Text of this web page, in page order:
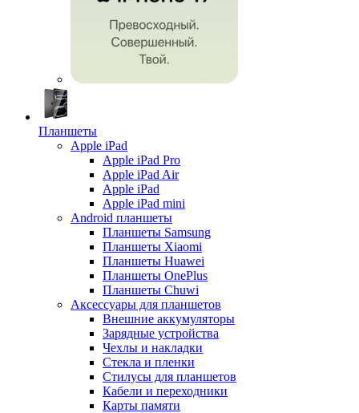
Планшеты
Apple iPad
Apple iPad Pro
Apple iPad Air
Apple iPad
Apple iPad mini
Android планшеты
Планшеты Samsung
Планшеты Xiaomi
Планшеты Huawei
Планшеты OnePlus
Планшеты Chuwi
Аксессуары для планшетов
Внешние аккумуляторы
Зарядные устройства
Чехлы и накладки
Стекла и пленки
Стилусы для планшетов
Кабели и переходники
Карты памяти